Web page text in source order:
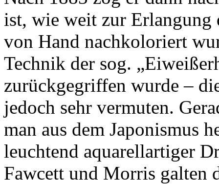
ist, wie weit zur Erlangung
von Hand nachkoloriert
Technik der sog.
zurückgegriffen wurde –
jedoch sehr vermuten.
man aus dem Japonismus
leuchtend aquarellartiger
Fawcett und Morris galten